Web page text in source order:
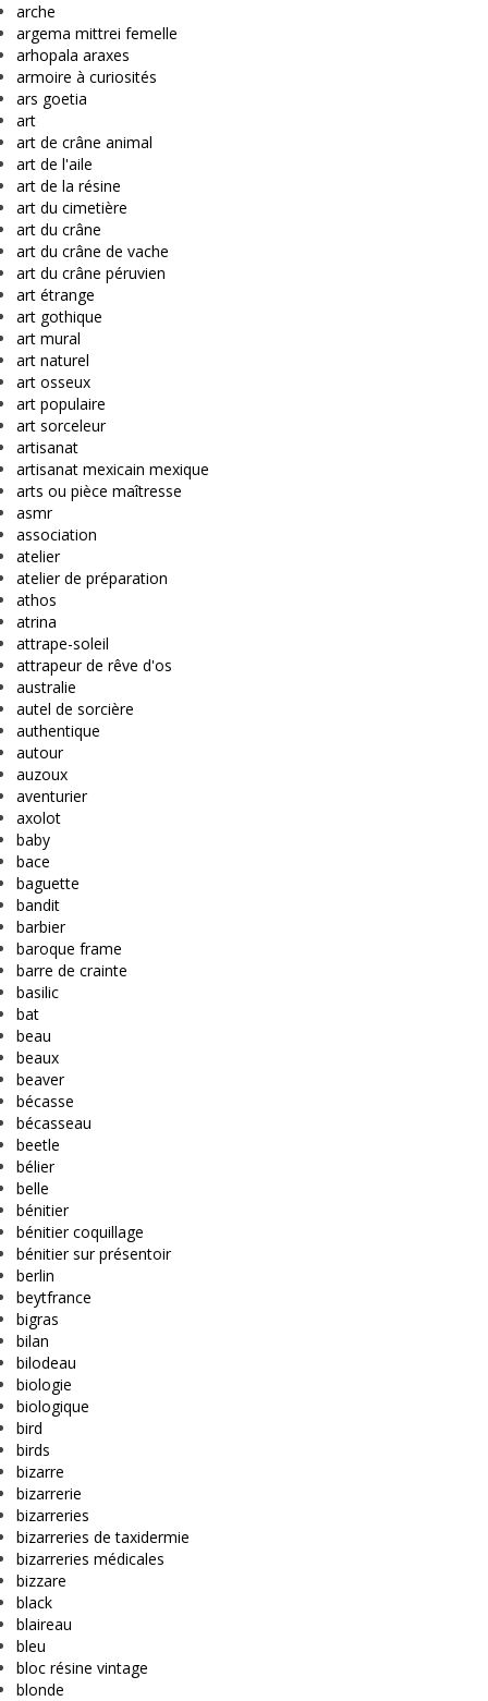
arche
argema mittrei femelle
arhopala araxes
armoire à curiosités
ars goetia
art
art de crâne animal
art de l'aile
art de la résine
art du cimetière
art du crâne
art du crâne de vache
art du crâne péruvien
art étrange
art gothique
art mural
art naturel
art osseux
art populaire
art sorceleur
artisanat
artisanat mexicain mexique
arts ou pièce maîtresse
asmr
association
atelier
atelier de préparation
athos
atrina
attrape-soleil
attrapeur de rêve d'os
australie
autel de sorcière
authentique
autour
auzoux
aventurier
axolot
baby
bace
baguette
bandit
barbier
baroque frame
barre de crainte
basilic
bat
beau
beaux
beaver
bécasse
bécasseau
beetle
bélier
belle
bénitier
bénitier coquillage
bénitier sur présentoir
berlin
beytfrance
bigras
bilan
bilodeau
biologie
biologique
bird
birds
bizarre
bizarrerie
bizarreries
bizarreries de taxidermie
bizarreries médicales
bizzare
black
blaireau
bleu
bloc résine vintage
blonde